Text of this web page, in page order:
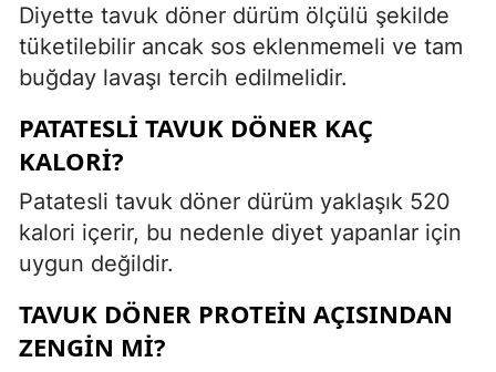
Diyette tavuk döner dürüm ölçülü şekilde
tüketilebilir ancak sos eklenmemeli ve tam
buğday lavaşı tercih edilmelidir.
PATATESLI TAVUK DÖNER KAÇ
KALORI?
Patatesli tavuk döner dürüm yaklaşık 520
kalori içerir, bu nedenle diyet yapanlar için
uygun değildir.
TAVUK DÖNER PROTEIN AÇISINDAN
ZENGIN MI?